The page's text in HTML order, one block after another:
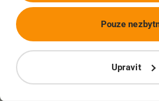
Upravit
Pouze